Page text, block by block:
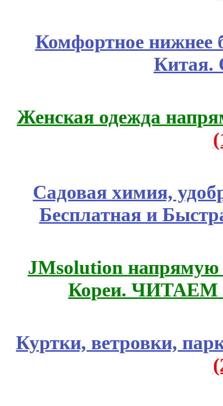
Комфортное нижнее
Китая.
Женская одежда
Садовая химия,
Бесплатная и
JMsolution
Кореи.
Куртки, ветровки,